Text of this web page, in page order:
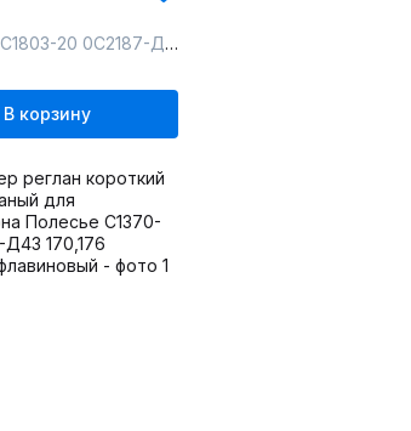
С1803-20 0С2187-Д43 170,176 горчица_(сл)
В корзину